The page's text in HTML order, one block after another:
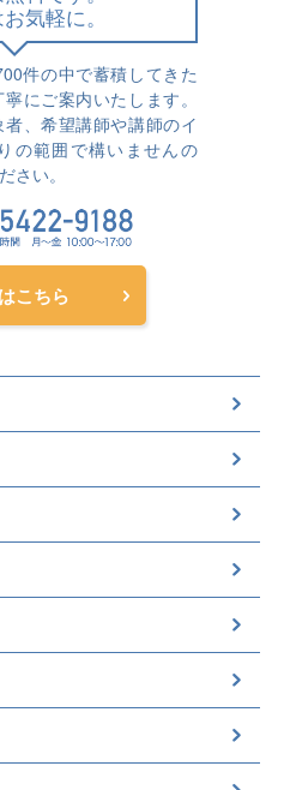
気軽に。
件の中で蓄積してきた
にご案内いたします。
、希望講師や講師のイ
の範囲で構いませんの
さい。
こちら